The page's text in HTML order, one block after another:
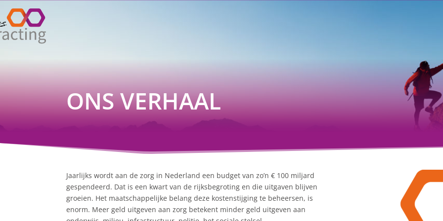
ONS VERHAAL
Jaarlijks wordt aan de zorg in Nederland een budget van zo’n € 100 miljard
gespendeerd. Dat is een kwartvan de rijksbegroting en die uitgaven blijven
groeien. Het maatschappelijke belang deze kostenstijging te beheersen, is
enorm. Meer geld uitgeven aan zorg betekent minder geld uitgeven aan